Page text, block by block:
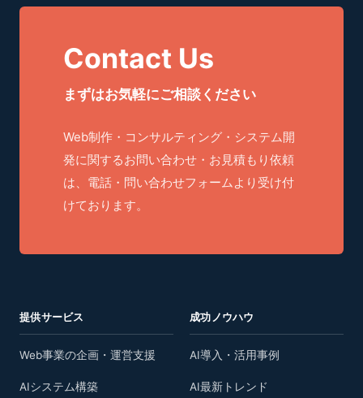
Contact Us
まずはお気軽にご相談ください
Web制作・コンサルティング・システム開
発に関するお問い合わせ・お見積もり依頼
は、電話・問い合わせフォームより受け付
けております。
提供サービス
Web事業の企画・運営支援
AIシステム構築
成功ノウハウ
AI導入・活用事例
AI最新トレンド